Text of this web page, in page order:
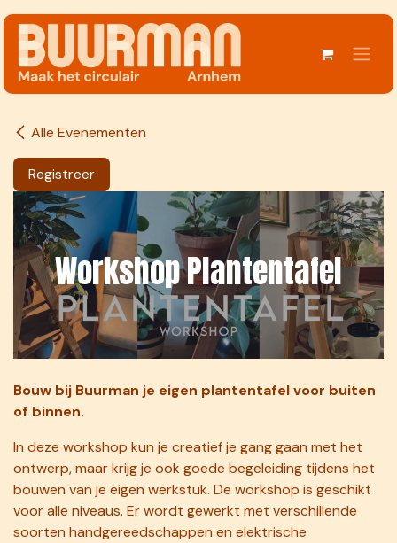
Alle Evenementen
Registreer
Workshop Plantentafel
Bouw bij Buurman je eigen plantentafel voor buiten
of binnen.
In deze workshop kun je creatief je gang gaan met het
ontwerp, maar krijg je ook goede begeleiding tijdens het
bouwen van je eigen werkstuk. De workshop is geschikt
voor alle niveaus. Er wordt gewerkt met verschillende
soorten handgereedschappen en elektrische